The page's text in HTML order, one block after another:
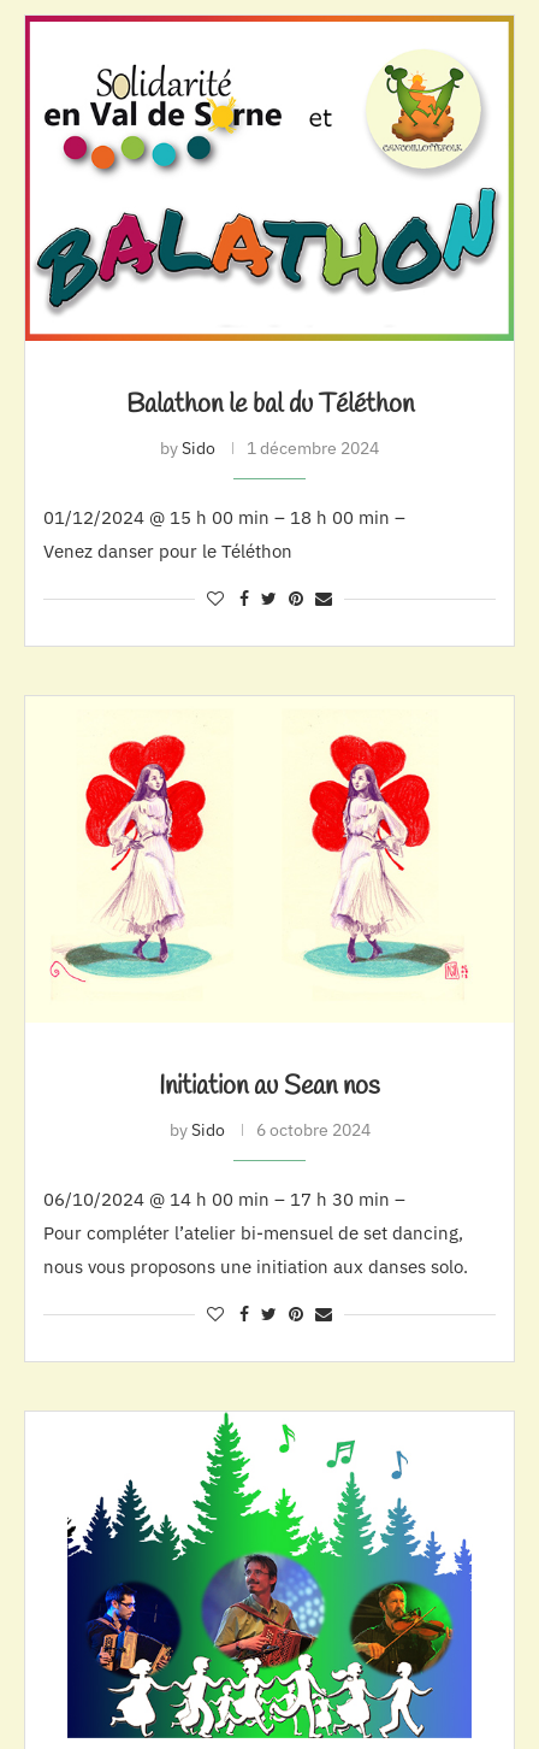
Balathon le bal du Téléthon
bySido 1 décembre 2024
01/12/2024 @ 15 h 00 min – 18 h 00 min –
Venez danser pour le Téléthon
Initiation au Sean nos
bySido 6 octobre 2024
06/10/2024 @ 14 h 00 min – 17 h 30 min –
Pour compléter l’atelier bi-mensuel de set dancing,
nous vous proposons une initiation aux danses solo.